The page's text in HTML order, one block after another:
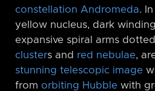
constellation Andromeda.
yellow nucleus, dark winding
expansive spiral arms
clusters and red nebulae,
stunning telescopic image
from orbiting Hubble with